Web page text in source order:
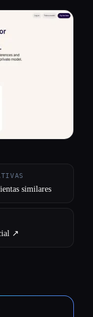
similares
↗︎